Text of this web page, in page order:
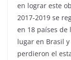
en lograr este
2017-2019 se
en 18 países de
lugar en Brasil
perdieron el